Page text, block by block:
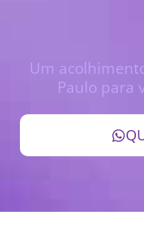
Um
Paulo para